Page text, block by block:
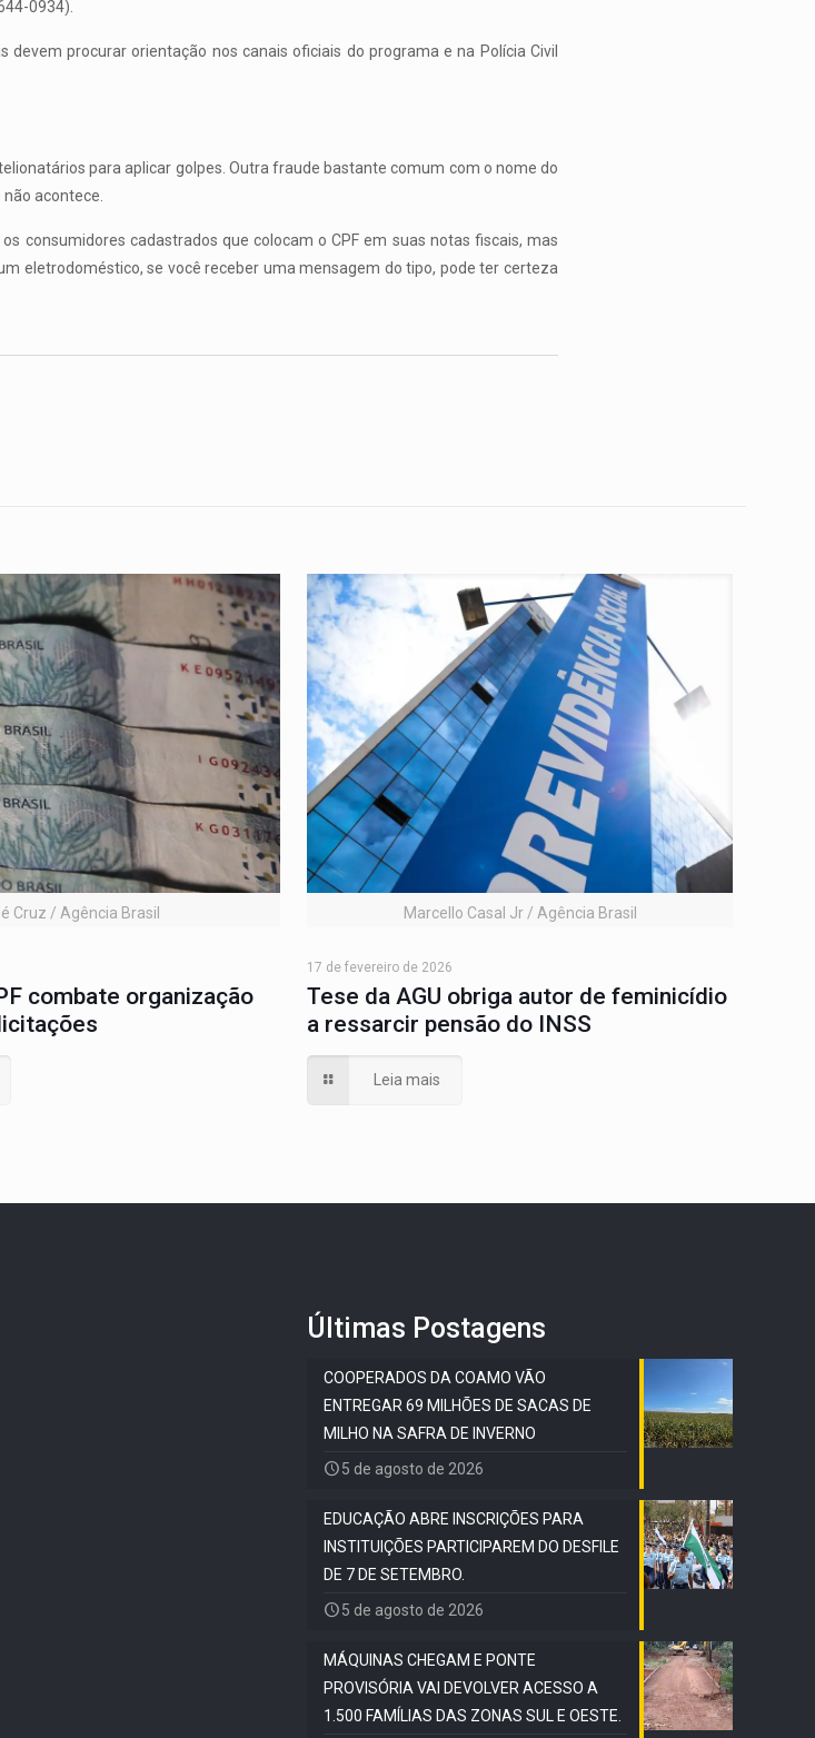
0934).
procurar orientação nos canais oficiais do programa e na Polícia Civil
para aplicar golpes. Outra fraude bastante comum com o nome do
acontece.
consumidores cadastrados que colocam o CPF em suas notas fiscais, mas
eletrodoméstico, se você receber uma mensagem do tipo, pode ter certeza
Cruz / Agência Brasil
combate organização
Marcello Casal Jr / Agência Brasil
17 de fevereiro de 2026
Tese da AGU obriga autor de feminicídio
a ressarcir pensão do INSS
Leia mais
Últimas Postagens
COOPERADOS DA COAMO VÃO
ENTREGAR 69 MILHÕES DE SACAS DE
MILHO NA SAFRA DE INVERNO
5 de agosto de 2026
EDUCAÇÃO ABRE INSCRIÇÕES PARA
INSTITUIÇÕES PARTICIPAREM DO DESFILE
DE 7 DE SETEMBRO.
5 de agosto de 2026
MÁQUINAS CHEGAM E PONTE
PROVISÓRIA VAI DEVOLVER ACESSO A
1.500 FAMÍLIAS DAS ZONAS SUL E OESTE.